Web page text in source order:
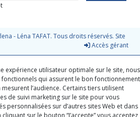
- Léna TAFAT. Tous droits réservés. Site
Accès gérant
expérience utilisateur optimale sur le site, nous
qui assurent le bon fonctionnement
l’audience. Certains tiers utilisent
de suivi marketing sur le site pour vous
personnalisées sur d’autres sites Web et dans
sur le bouton “J’accepte” vous acceptez